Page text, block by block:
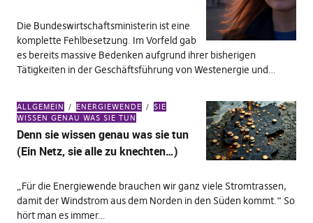
Die Bundeswirtschaftsministerin ist eine
komplette Fehlbesetzung. Im Vorfeld gab
es bereits massive Bedenken aufgrund ihrer bisherigen
Tätigkeiten in der Geschäftsführung von Westenergie und…
ALLGEMEIN ENERGIEWENDE
SIE
WISSEN GENAU WAS SIE TUN
Denn sie wissen genau was sie tun
(Ein Netz, sie alle zu knechten…)
„Für die Energiewende brauchen wir ganz viele Stromtrassen,
damit der Windstrom aus dem Norden in den Süden kommt.“ So
hört man es immer…